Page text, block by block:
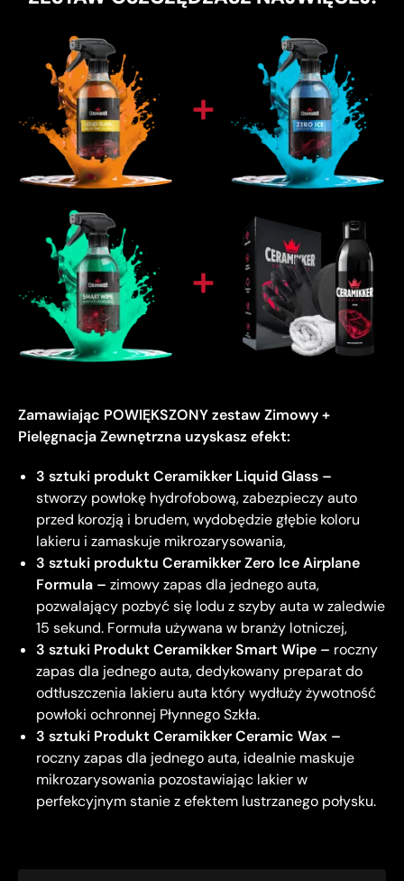
Zamawiając POWIĘKSZONY zestaw Zimowy +
Pielęgnacja Zewnętrzna uzyskasz efekt:
3 sztuki produkt Ceramikker Liquid Glass –
stworzy powłokę hydrofobową, zabezpieczy auto
przed korozją i brudem, wydobędzie głębie koloru
lakieru i zamaskuje mikrozarysowania,
3 sztuki produktu Ceramikker Zero Ice Airplane
Formula – zimowy zapas dla jednego auta,
pozwalający pozbyć się lodu z szyby auta w zaledwie
15 sekund. Formuła używana w branży lotniczej,
3 sztuki Produkt Ceramikker Smart Wipe – roczny
zapas dla jednego auta, dedykowany preparat do
odtłuszczenia lakieru auta który wydłuży żywotność
powłoki ochronnej Płynnego Szkła.
3 sztuki Produkt Ceramikker Ceramic Wax –
roczny zapas dla jednego auta, idealnie maskuje
mikrozarysowania pozostawiając lakier w
perfekcyjnym stanie z efektem lustrzanego połysku.